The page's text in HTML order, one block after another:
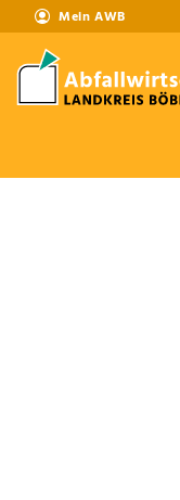
Mein AWB